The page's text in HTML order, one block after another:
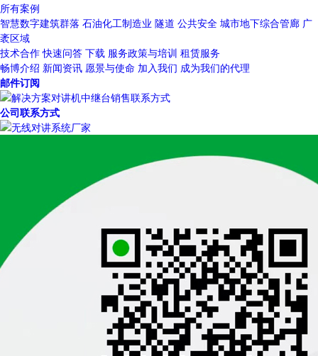
所有案例
智慧数字建筑群落 石油化工制造业 隧道 公共安全 城市地下综合管廊 广
袤区域
技术合作 快速问答 下载 服务政策与培训 租赁服务
畅博介绍 新闻资讯 愿景与使命 加入我们 成为我们的代理
邮件订阅
公司联系方式